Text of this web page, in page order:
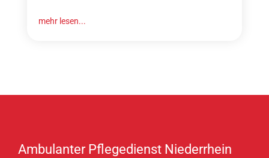
mehr lesen...
Ambulanter Pflegedienst Niederrhein